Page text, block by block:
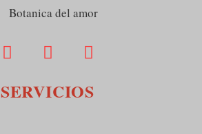
SERVICIOS